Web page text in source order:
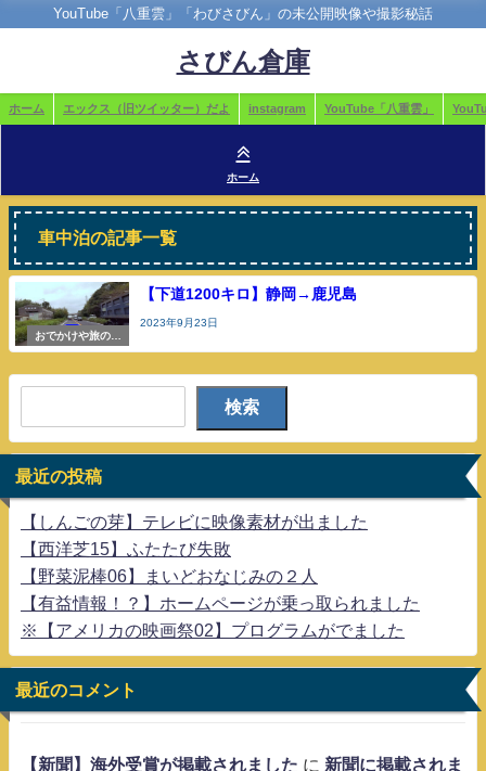
YouTube「八重雲」「わびさびん」の未公開映像や撮影秘話
さびん倉庫
ホーム エックス（旧ツイッター）だよ instagram YouTube「八重雲」
ホーム
車中泊の記事一覧
おでかけや旅の参
考
【下道1200キロ】静岡→鹿児島
2023年9月23日
検索
最近の投稿
【しんごの芽】テレビに映像素材が出ました
【西洋芝15】ふたたび失敗
【野菜泥棒06】まいどおなじみの２人
【有益情報！？】ホームページが乗っ取られました
※【アメリカの映画祭02】プログラムがでました
最近のコメント
【新聞】海外受賞が掲載されました に 新聞に掲載されま